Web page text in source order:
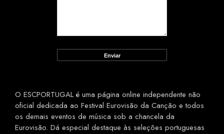
O ESCPORTUGAL é uma página online independente não
oficial dedicada ao Festival Eurovisão da Canção e todos
os demais eventos de música sob a chancela da
Eurovisão. Dá especial destaque às seleções portuguesas